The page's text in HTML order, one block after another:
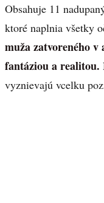
Obsahuje 11
ktoré naplnia všetky
muža zatvoreného v
fantáziou a realitou.
vyznievajú vcelku